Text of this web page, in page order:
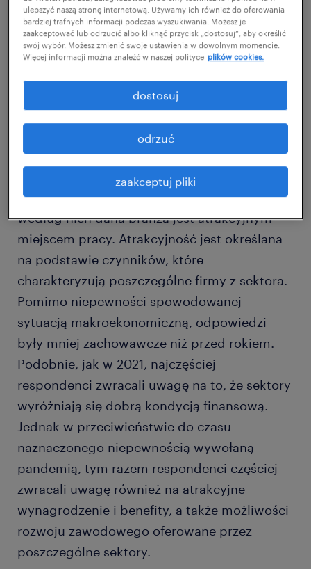
AGD (48 proc.), a także elektroniczny i
elektrotechniczny oraz motoryzacyjny (po 47
proc.). Całą listę zamykają natomiast
sprzedaży hurtowej (30 proc.) i sprzątania
biur (28 proc.).
W badaniu ankietowani byli pytani o to, czy
według nich dana branża jest atrakcyjnym
miejscem pracy. Atrakcyjność jest określana
na podstawie czynników, które
charakteryzują poszczególne firmy z sektora.
Pomimo niepewności spowodowanej
sytuacją makroekonomiczną, odpowiedzi
były mniej zachowawcze niż przed rokiem.
Podobnie, jak w 2021, najczęściej
respondenci zwracali uwagę na to, że sektory
wyróżniają się dobrą kondycją finansową.
Jednak w przeciwieństwie do czasu
naznaczonego niepewnością wywołaną
pandemią, tym razem respondenci częściej
zwracali uwagę również na atrakcyjne
wynagrodzenie i benefity, a także możliwości
rozwoju zawodowego oferowane przez
poszczególne sektory.
ulepszyć naszą stronę internetową. Używamy ich również do oferowania
bardziej trafnych informacji podczas wyszukiwania. Możesz je
zaakceptować lub odrzucić albo kliknąć przycisk „dostosuj”, aby określić
swój wybór. Możesz zmienić swoje ustawienia w dowolnym momencie.
Więcej informacji można znaleźć w naszej polityce plików cookies.
zaakceptuj pliki
odrzuć
dostosuj